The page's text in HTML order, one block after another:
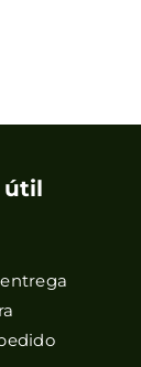
útil